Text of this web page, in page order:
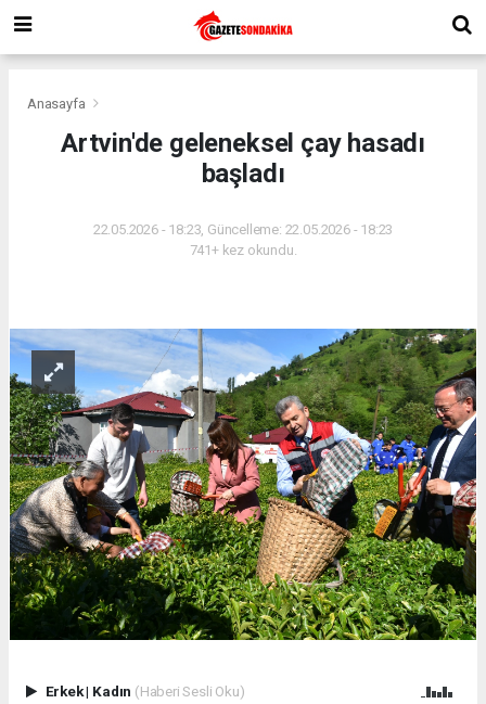
Anasayfa
Artvin'de geleneksel çay hasadı
başladı
22.05.2026 - 18:23, Güncelleme: 22.05.2026 - 18:23
741+ kez okundu.
Erkek| Kadın (Haberi Sesli Oku)